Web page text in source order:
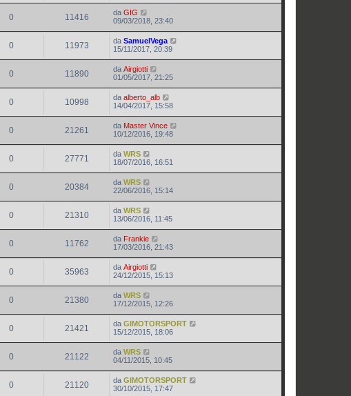
0 11416 da GIG
09/03/2018, 23:40
0 11973 da SamuelVega
15/11/2017, 20:39
0 11890 da Airgiotti
01/05/2017, 21:25
0 10998 da alberto_alb
14/04/2017, 15:58
0 21261 da Master Vince
10/12/2016, 19:48
0 27771 da WRS
18/07/2016, 16:51
0 20384 da WRS
22/06/2016, 15:14
0 21310 da WRS
13/06/2016, 11:45
0 11762 da Frankie
17/03/2016, 21:43
0 35963 da Airgiotti
24/12/2015, 15:13
0 21380 da WRS
17/12/2015, 12:26
0 21421 da GIMOTORSPORT
15/12/2015, 18:06
0 21122 da WRS
04/11/2015, 10:45
0 21120 da GIMOTORSPORT
30/10/2015, 17:47